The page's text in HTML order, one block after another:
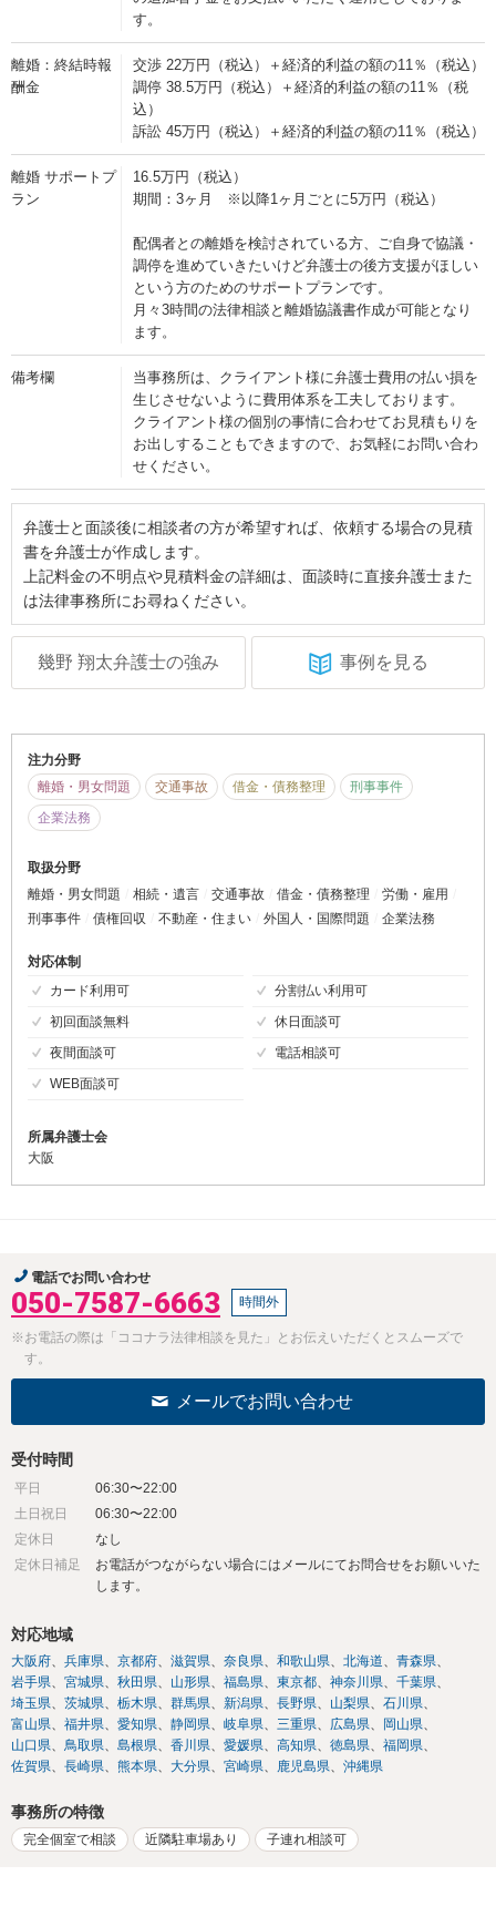
す。
離婚：終結時報
酬金
交渉 22万円（税込）＋経済的利益の額の11％（税込）
調停 38.5万円（税込）＋経済的利益の額の11％（税
込）
訴訟 45万円（税込）＋経済的利益の額の11％（税込）
離婚 サポートプ
ラン
16.5万円（税込）
期間：3ヶ月 ※以降1ヶ月ごとに5万円（税込）
配偶者との離婚を検討されている方、ご自身で協議・
調停を進めていきたいけど弁護士の後方支援がほしい
という方のためのサポートプランです。
月々3時間の法律相談と離婚協議書作成が可能となり
ます。
備考欄
当事務所は、クライアント様に弁護士費用の払い損を
生じさせないように費用体系を工夫しております。
クライアント様の個別の事情に合わせてお見積もりを
お出しすることもできますので、お気軽にお問い合わ
せください。
弁護士と面談後に相談者の方が希望すれば、依頼する場合の見積
書を弁護士が作成します。
上記料金の不明点や見積料金の詳細は、面談時に直接弁護士また
は法律事務所にお尋ねください。
幾野 翔太弁護士の強み 事例を見る
注力分野
離婚・男女問題
交通事故 借金・債務整理
刑事事件
企業法務
取扱分野
離婚・男女問題
相続・遺言 交通事故 借金・債務整理
労働・雇用
刑事事件
債権回収 不動産・住まい 外国人・国際問題 企業法務
対応体制
カード利用可
分割払い利用可
初回面談無料
休日面談可
夜間面談可
電話相談可
WEB面談可
所属弁護士会
大阪
電話でお問い合わせ
050-7587-6663 時間外
※お電話の際は「ココナラ法律相談を見た」とお伝えいただくとスムーズで
す。
メールでお問い合わせ
受付時間
平日
06:30〜22:00
土日祝日
06:30〜22:00
定休日
なし
定休日補足
お電話がつながらない場合にはメールにてお問合せをお願いいた
します。
対応地域
大阪府 兵庫県 京都府 滋賀県 奈良県 和歌山県 北海道
青森県
岩手県
宮城県 秋田県 山形県 福島県 東京都 神奈川県
千葉県
埼玉県
茨城県 栃木県 群馬県 新潟県 長野県 山梨県
石川県
富山県
福井県 愛知県 静岡県 岐阜県 三重県 広島県
岡山県
山口県
鳥取県 島根県 香川県 愛媛県 高知県 徳島県
福岡県
佐賀県
長崎県 熊本県 大分県 宮崎県 鹿児島県 沖縄県
事務所の特徴
完全個室で相談 近隣駐車場あり 子連れ相談可